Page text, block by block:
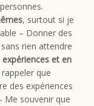
, surtout si je
– Donner des
rien attendre
et en
que
des expériences
Me souvenir que